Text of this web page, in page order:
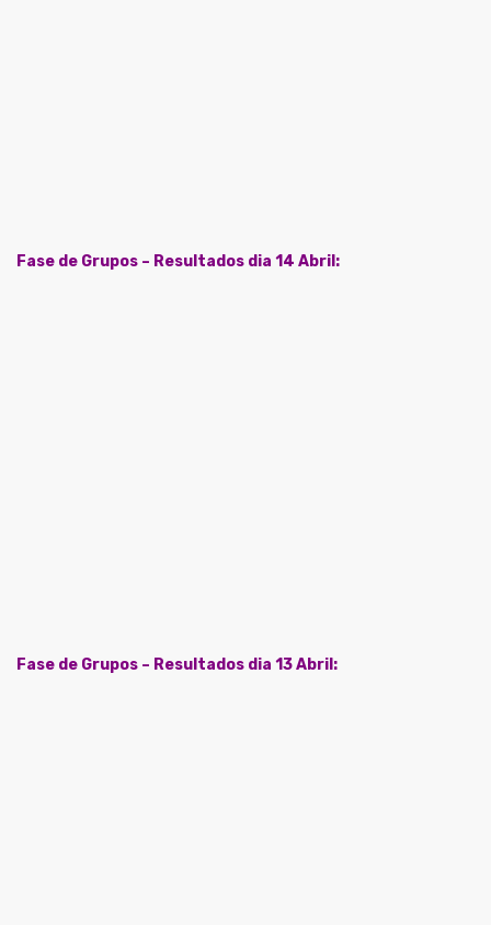
Fase de Grupos – Resultados dia 14 Abril:
Fase de Grupos – Resultados dia 13 Abril: